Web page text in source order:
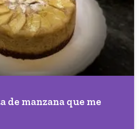
de manzana que me